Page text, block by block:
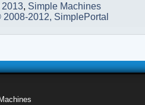
, Simple Machines
2012, SimplePortal